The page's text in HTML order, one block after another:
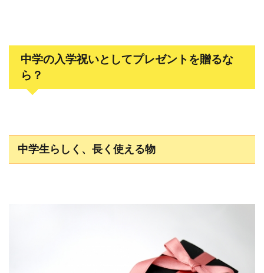
中学の入学祝いとしてプレゼントを贈るな
ら？
中学生らしく、長く使える物